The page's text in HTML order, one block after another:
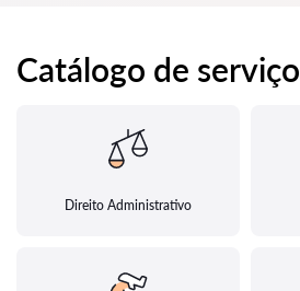
Catálogo de
Direito Administrativo